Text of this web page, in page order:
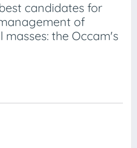
candidates for
of
masses: the Occam's